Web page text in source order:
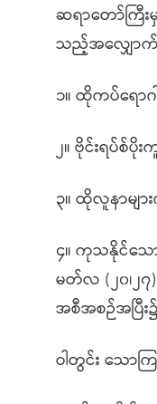
ဆရာတော်ကြီး
သည့်အလျှောက်
၁။ ထိုကပ်ရော
၂။ ဗိုင်းရပ်စ်ပို
၃။ ထိုလူနာမျာ
၄။ ကုသနိုင်သေ
မတ်လ (၂၀၊၂၇
အစီအစဉ်အပြီ
ဝါတွင်း သောက